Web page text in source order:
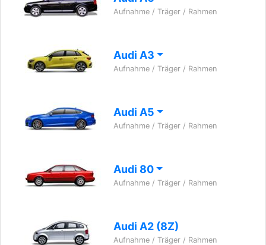
Aufnahme / Träger / Rahmen
Audi A3
Aufnahme / Träger / Rahmen
Audi A5
Aufnahme / Träger / Rahmen
Audi 80
Aufnahme / Träger / Rahmen
Audi A2 (8Z)
Aufnahme / Träger / Rahmen